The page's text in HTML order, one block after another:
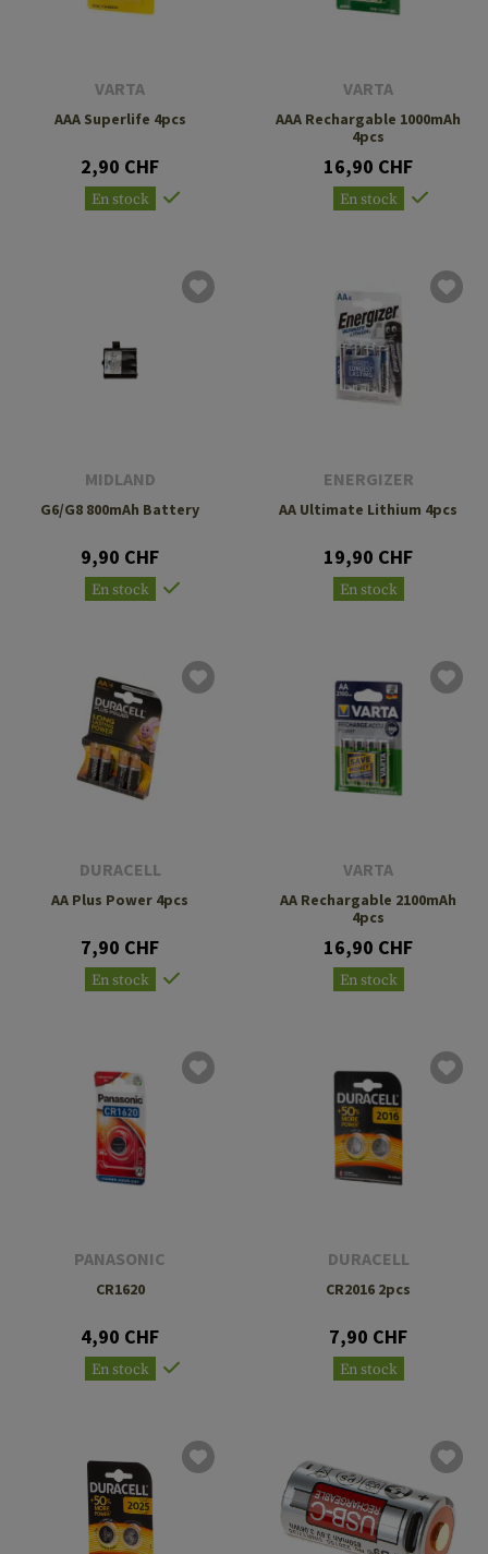
VARTA
AAA Superlife 4pcs
2,90 CHF
En stock
VARTA
AAA Rechargable 1000mAh
4pcs
16,90 CHF
En stock
MIDLAND
G6/G8 800mAh Battery
9,90 CHF
En stock
ENERGIZER
AA Ultimate Lithium 4pcs
19,90 CHF
En stock
DURACELL
AA Plus Power 4pcs
7,90 CHF
En stock
VARTA
AA Rechargable 2100mAh
4pcs
16,90 CHF
En stock
PANASONIC
CR1620
4,90 CHF
En stock
DURACELL
CR2016 2pcs
7,90 CHF
En stock